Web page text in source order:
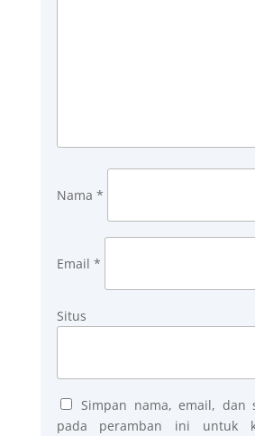
Nama *
Email *
Situs
Simpan nama, email, dan
pada peramban ini untuk